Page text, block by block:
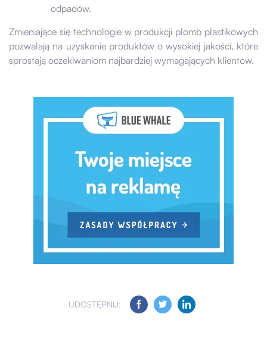
odpadów.
Zmieniające się technologie w produkcji plomb plastikowych
pozwalają na uzyskanie produktów o wysokiej jakości, które
sprostają oczekiwaniom najbardziej wymagających klientów.
UDOSTĘPNIJ: